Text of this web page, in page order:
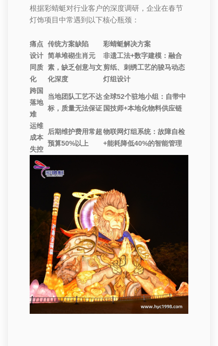
根据彩蜻蜓对行业客户的深度调研，企业在春节
灯饰项目中常遇到以下核心瓶颈：
痛点 传统方案缺陷
彩蜻蜓解决方案
设计
同质
化
简单堆砌生肖元
素，缺乏创意与文
化深度
非遗工法+数字建模 ：融合
剪纸、刺绣工艺的骏马动态
灯组设计
跨国
落地
难
当地团队工艺不达
标，质量无法保证
全球52个驻地小组 ：自带中
国技师+本地化物料供应链
运维
成本
失控
后期维护费用常超
预算50%以上
物联网灯组系统：故障自检
+能耗降低40%的智能管理